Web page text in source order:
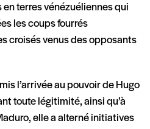
en terres vénézuéliennes qui
les coups fourrés
croisés venus des opposants
l’arrivée au pouvoir de Hugo
toute légitimité, ainsi qu’à
elle a alterné initiatives